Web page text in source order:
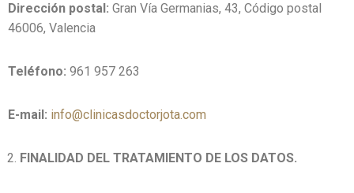
Dirección postal: Gran Vía Germanias, 43, Código postal
46006, Valencia
Teléfono: 961 957 263
E-mail: info@clinicasdoctorjota.com
FINALIDAD DEL TRATAMIENTO DE LOS DATOS.